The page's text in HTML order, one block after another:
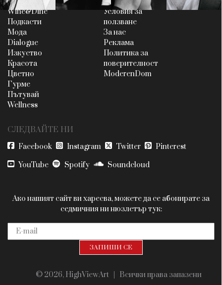
Wine&Dine
Подкасти
Мода
Dialogue
Изкуство
Красота
Цветно
Гурме
Пътувай
Wellness
Условия за
ползване
За нас
Реклама
Политика за
поверителност
ModerenDom
СЛЕДВАЙТЕ НИ
Facebook Instagram Twitter
Pinterest
YouTube
Spotify Soundcloud
Ако нашият сайт ви харесва, можете да се абонирате за
седмичния ни нюзлетър тук:
© 2026, HighViewArt | Всички права запазени